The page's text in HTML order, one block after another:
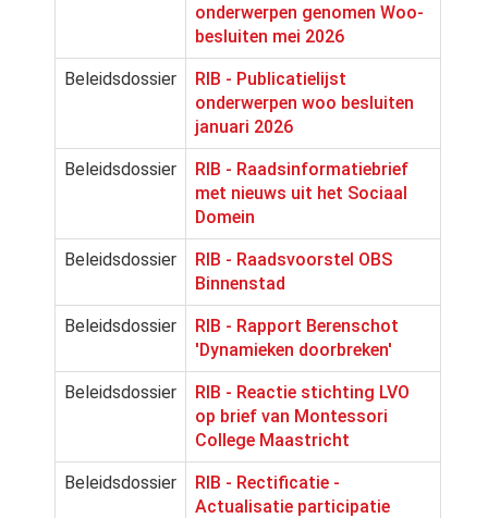
onderwerpen genomen Woo-
besluiten mei 2026
Beleidsdossier
RIB - Publicatielijst
onderwerpen woo besluiten
januari 2026
Beleidsdossier
RIB - Raadsinformatiebrief
met nieuws uit het Sociaal
Domein
Beleidsdossier
RIB - Raadsvoorstel OBS
Binnenstad
Beleidsdossier
RIB - Rapport Berenschot
'Dynamieken doorbreken'
Beleidsdossier
RIB - Reactie stichting LVO
op brief van Montessori
College Maastricht
Beleidsdossier
RIB - Rectificatie -
Actualisatie participatie